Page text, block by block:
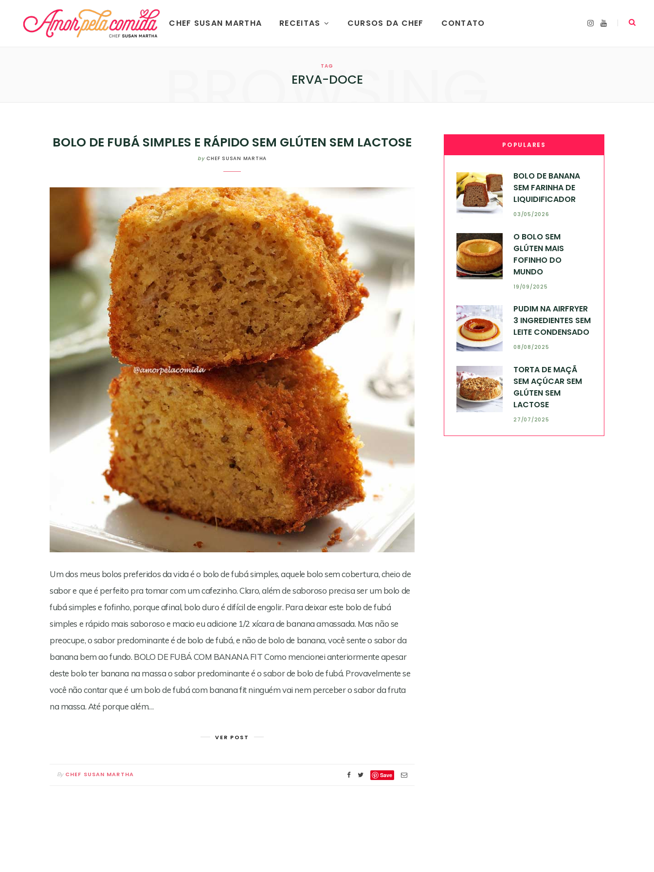
CHEF SUSAN MARTHA RECEITAS CURSOS DA CHEF CONTATO
I
Y
TAG
ERVA-DOCE
BROWSING
BOLO DE FUBÁ SIMPLES E RÁPIDO SEM GLÚTEN SEM LACTOSE
by CHEF SUSAN MARTHA
Um dos meus bolos preferidos da vida é o bolo de fubá simples, aquele bolo sem cobertura, cheio de
sabor e que é perfeito pra tomar com um cafezinho. Claro, além de saboroso precisa ser um bolo de
fubá simples e fofinho, porque afinal, bolo duro é difícil de engolir. Para deixar este bolo de fubá
simples e rápido mais saboroso e macio eu adicione 1/2 xícara de banana amassada. Mas não se
preocupe, o sabor predominante é de bolo de fubá, e não de bolo de banana, você sente o sabor da
banana bem ao fundo. BOLO DE FUBÁ COM BANANA FIT Como mencionei anteriormente apesar
deste bolo ter banana na massa o sabor predominante é o sabor de bolo de fubá. Provavelmente se
você não contar que é um bolo de fubá com banana fit ninguém vai nem perceber o sabor da fruta
na massa. Até porque além…
VER POST
By CHEF SUSAN MARTHA Save
POPULARES
BOLO DE BANANA
SEM FARINHA DE
LIQUIDIFICADOR
03/05/2026
O BOLO SEM
GLÚTEN MAIS
FOFINHO DO
MUNDO
19/09/2025
PUDIM NA AIRFRYER
3 INGREDIENTES SEM
LEITE CONDENSADO
08/08/2025
TORTA DE MAÇÃ
SEM AÇÚCAR SEM
GLÚTEN SEM
LACTOSE
27/07/2025